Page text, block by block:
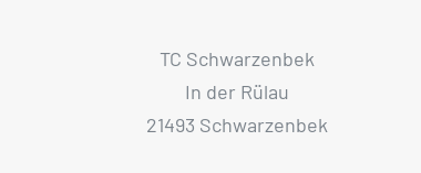
TC Schwarzenbek
In der Rülau
21493 Schwarzenbek